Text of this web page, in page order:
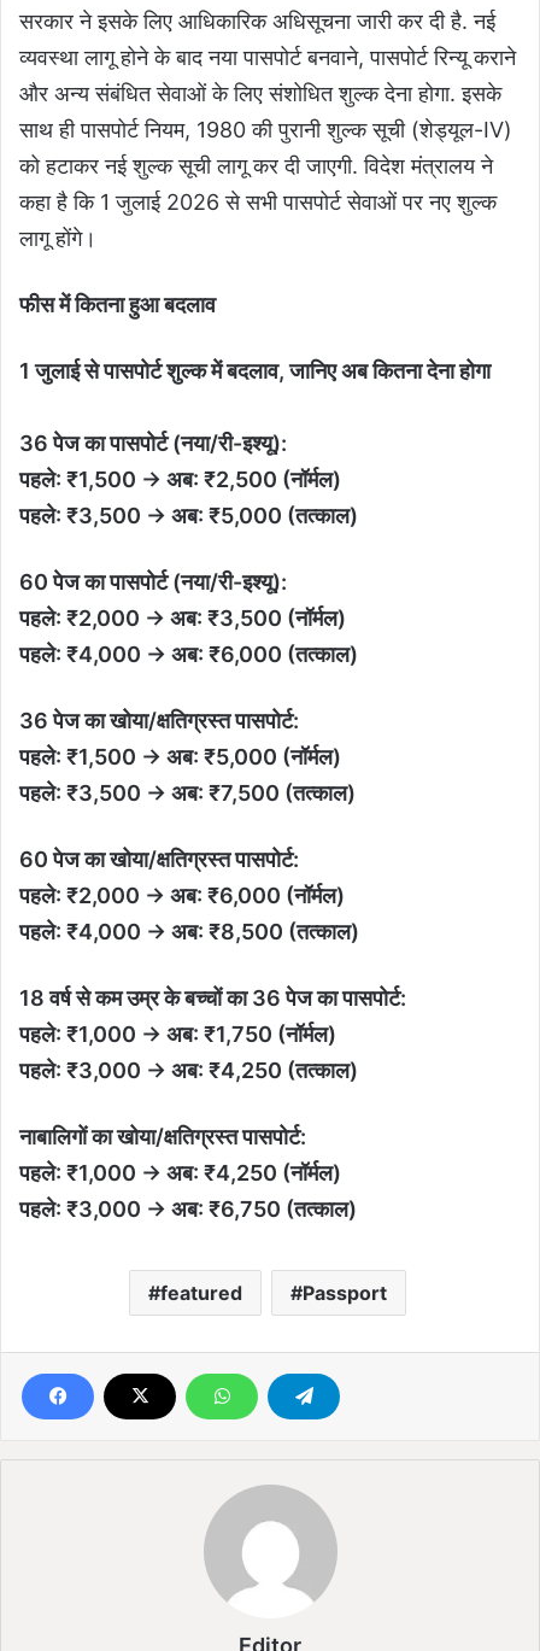
सरकार ने इसके लिए आधिकारिक अधिसूचना जारी कर दी है. नई
व्यवस्था लागू होने के बाद नया पासपोर्ट बनवाने, पासपोर्ट रिन्यू कराने
और अन्य संबंधित सेवाओं के लिए संशोधित शुल्क देना होगा. इसके
साथ ही पासपोर्ट नियम, 1980 की पुरानी शुल्क सूची (शेड्यूल-IV)
को हटाकर नई शुल्क सूची लागू कर दी जाएगी. विदेश मंत्रालय ने
कहा है कि 1 जुलाई 2026 से सभी पासपोर्ट सेवाओं पर नए शुल्क
लागू होंगे।
फीस में कितना हुआ बदलाव
1 जुलाई से पासपोर्ट शुल्क में बदलाव, जानिए अब कितना देना होगा
36 पेज का पासपोर्ट (नया/री-इश्यू):
पहले: ₹1,500 → अब: ₹2,500 (नॉर्मल)
पहले: ₹3,500 → अब: ₹5,000 (तत्काल)
60 पेज का पासपोर्ट (नया/री-इश्यू):
पहले: ₹2,000 → अब: ₹3,500 (नॉर्मल)
पहले: ₹4,000 → अब: ₹6,000 (तत्काल)
36 पेज का खोया/क्षतिग्रस्त पासपोर्ट:
पहले: ₹1,500 → अब: ₹5,000 (नॉर्मल)
पहले: ₹3,500 → अब: ₹7,500 (तत्काल)
60 पेज का खोया/क्षतिग्रस्त पासपोर्ट:
पहले: ₹2,000 → अब: ₹6,000 (नॉर्मल)
पहले: ₹4,000 → अब: ₹8,500 (तत्काल)
18 वर्ष से कम उम्र के बच्चों का 36 पेज का पासपोर्ट:
पहले: ₹1,000 → अब: ₹1,750 (नॉर्मल)
पहले: ₹3,000 → अब: ₹4,250 (तत्काल)
नाबालिगों का खोया/क्षतिग्रस्त पासपोर्ट:
पहले: ₹1,000 → अब: ₹4,250 (नॉर्मल)
पहले: ₹3,000 → अब: ₹6,750 (तत्काल)
featured Passport
Editor